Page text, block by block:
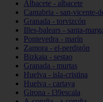
Albacete - albacete
Cantabria - san-vicente-
Granada - torvizcón
Illes-balears - santa-
Pontevedra - marín
Zamora - el-perdigón
Bizkaia - sestao
Granada - murtas
Huelva - isla-cristina
Huelva - cartaya
Girona - l39escala